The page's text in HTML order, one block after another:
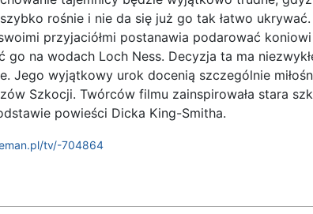
rośnie i nie da się już go tak łatwo ukrywać.
przyjaciółmi postanawia podarować koniowi
na wodach Loch Ness. Decyzja ta ma
Jego wyjątkowy urok docenią szczególnie
Szkocji. Twórców filmu zainspirowała stara
powieści Dicka King-Smitha.
tv/-704864